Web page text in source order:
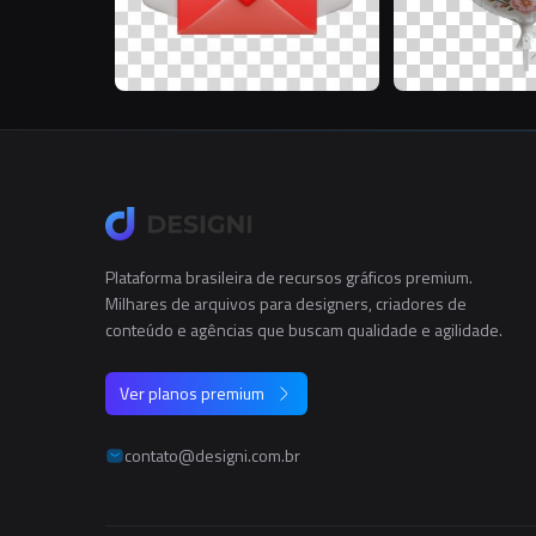
Plataforma brasileira de recursos gráficos premium.
Milhares de arquivos para designers, criadores de
conteúdo e agências que buscam qualidade e agilidade.
Ver planos premium
contato@designi.com.br